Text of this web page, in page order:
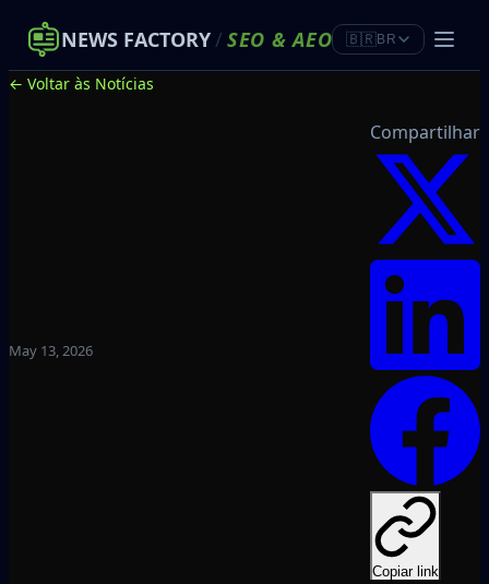
NEWS FACTORY/ SEO &AEO 🇧🇷BR
← Voltar às Notícias
May 13, 2026
Compartilhar
Copiar link